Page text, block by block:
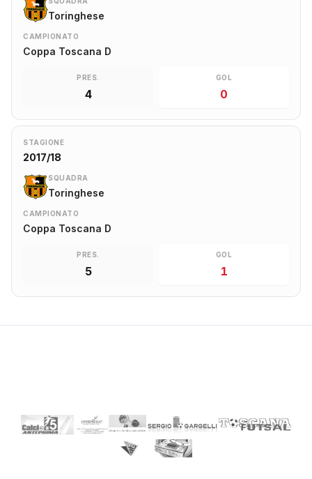
Toringhese
CAMPIONATO
Coppa Toscana D
PRES.
4
GOL
0
STAGIONE
2017/18
SQUADRA
Toringhese
CAMPIONATO
Coppa Toscana D
PRES.
5
GOL
1